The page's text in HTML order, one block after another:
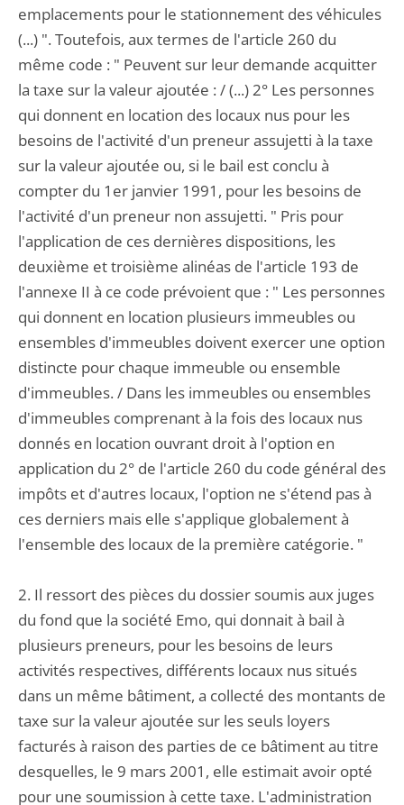
emplacements pour le stationnement des véhicules
(...) ". Toutefois, aux termes de l'article 260 du
même code : " Peuvent sur leur demande acquitter
la taxe sur la valeur ajoutée : / (...) 2° Les personnes
qui donnent en location des locaux nus pour les
besoins de l'activité d'un preneur assujetti à la taxe
sur la valeur ajoutée ou, si le bail est conclu à
compter du 1er janvier 1991, pour les besoins de
l'activité d'un preneur non assujetti. " Pris pour
l'application de ces dernières dispositions, les
deuxième et troisième alinéas de l'article 193 de
l'annexe II à ce code prévoient que : " Les personnes
qui donnent en location plusieurs immeubles ou
ensembles d'immeubles doivent exercer une option
distincte pour chaque immeuble ou ensemble
d'immeubles. / Dans les immeubles ou ensembles
d'immeubles comprenant à la fois des locaux nus
donnés en location ouvrant droit à l'option en
application du 2° de l'article 260 du code général des
impôts et d'autres locaux, l'option ne s'étend pas à
ces derniers mais elle s'applique globalement à
l'ensemble des locaux de la première catégorie. "
2. Il ressort des pièces du dossier soumis aux juges
du fond que la société Emo, qui donnait à bail à
plusieurs preneurs, pour les besoins de leurs
activités respectives, différents locaux nus situés
dans un même bâtiment, a collecté des montants de
taxe sur la valeur ajoutée sur les seuls loyers
facturés à raison des parties de ce bâtiment au titre
desquelles, le 9 mars 2001, elle estimait avoir opté
pour une soumission à cette taxe. L'administration